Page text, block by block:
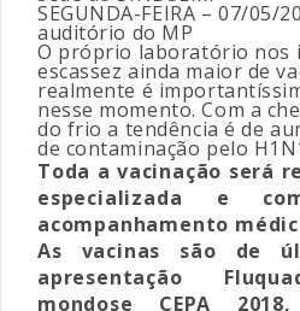
SEGUNDA-FEIRA – 07/05/
auditório do MP
O próprio laboratório nos
escassez ainda maior de
realmente é
nesse momento. Com a
do frio a tendência é de
de contaminação pelo
Toda a vacinação será
especializada e
acompanhamento
As vacinas são de
apresentação
mondose CEPA